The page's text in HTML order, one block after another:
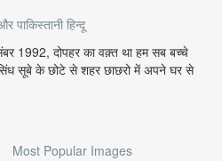
पाकिस्तानी हिन्दू
1992, दोपहर का वक़्त था हम सब बच्चे
सूबे के छोटे से शहर छाछरो में अपने घर से
Most Popular Images